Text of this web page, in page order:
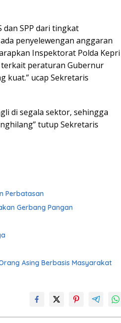
dan SPP dari tingkat
penyelewengan anggaran
Inspektorat Polda Kepri
terkait peraturan Gubernur
kuat.” ucap Sekretaris
di segala sektor, sehingga
tutup Sekretaris
Perbatasan
Gerbang Pangan
Asing Berbasis Masyarakat